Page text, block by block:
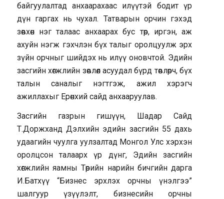
байгуулалтад анхаарахаас илүүтэй бодит үр
дүн гаргах нь чухал. Татварын орчин гэхэд
зөвхөн нэг талаас анхаарах бус төр, иргэн, аж
ахуйн нэгж гэхчлэн бүх талыг оролцуулж эрх
зүйн орчныг шийдэх нь илүү оновчтой. Эдийн
засгийн хөгжлийн зөвлөл асуудал бүрд төвлөрч, бүх
талын саналыг нэгтгэж, ажил хэрэгч
ажиллахыг Ерөнхий сайд анхааруулав.
Засгийн газрын гишүүн, Шадар Сайд
Т.Доржханд Дэлхийн эдийн засгийн 55 дахь
удаагийн чуулга уулзалтад Монгол Улс хэрхэн
оролцсон талаарх үр дүнг, Эдийн засгийн
хөгжлийн яамны Төрийн нарийн бичгийн дарга
И.Батхүү “Бизнес эрхлэх орчны үнэлгээ”
шалгуур үзүүлэлт, бизнесийн орчны